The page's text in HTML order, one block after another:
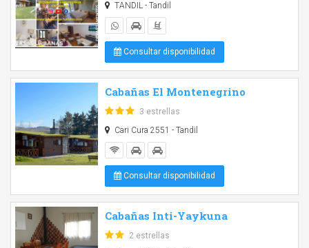
TANDIL - Tandil
Consultar disponibilidad
Cabañas El Montenegrino
3 estrellas
Cari Cura 2551 - Tandil
Consultar disponibilidad
Cabañas Inti-Yaykuna
2 estrellas